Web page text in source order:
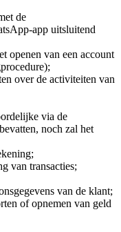
de
app uitsluitend
openen van een account
over de activiteiten van
via de
noch zal het
van transacties;
van de klant;
of opnemen van geld